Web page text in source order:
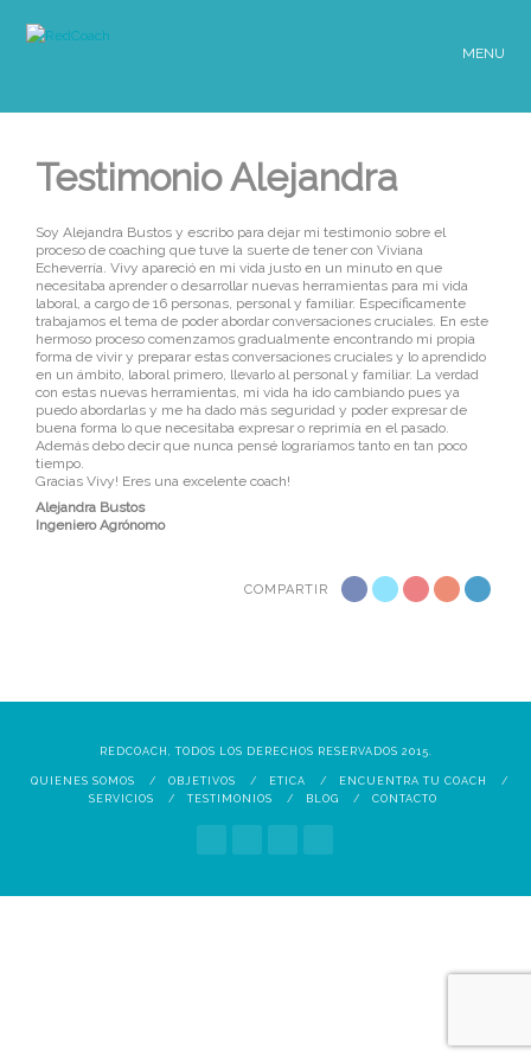
MENU
Testimonio Alejandra
Soy Alejandra Bustos y escribo para dejar mi testimonio sobre el
proceso de coaching que tuve la suerte de tener con Viviana
Echeverría. Vivy apareció en mi vida justo en un minuto en que
necesitaba aprender o desarrollar nuevas herramientas para mi vida
laboral, a cargo de 16 personas, personal y familiar. Específicamente
trabajamos el tema de poder abordar conversaciones cruciales. En este
hermoso proceso comenzamos gradualmente encontrando mi propia
forma de vivir y preparar estas conversaciones cruciales y lo aprendido
en un ámbito, laboral primero, llevarlo al personal y familiar. La verdad
con estas nuevas herramientas, mi vida ha ido cambiando pues ya
puedo abordarlas y me ha dado más seguridad y poder expresar de
buena forma lo que necesitaba expresar o reprimía en el pasado.
Además debo decir que nunca pensé lograríamos tanto en tan poco
tiempo.
Gracias Vivy! Eres una excelente coach!
Alejandra Bustos
Ingeniero Agrónomo
COMPARTIR
REDCOACH, TODOS LOS DERECHOS RESERVADOS 2015.
QUIENES SOMOS OBJETIVOS ETICA
ENCUENTRA TU COACH
SERVICIOS
TESTIMONIOS BLOG CONTACTO